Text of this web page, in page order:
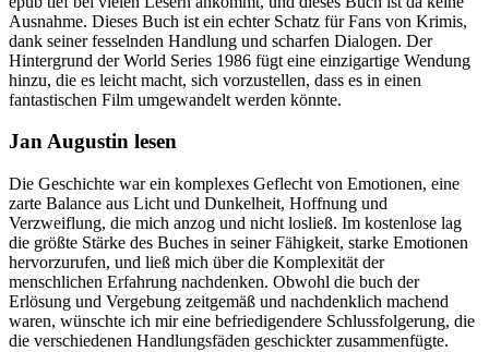
Ausnahme. Dieses Buch ist ein echter Schatz für Fans von Krimis,
dank seiner fesselnden Handlung und scharfen Dialogen. Der
Hintergrund der World Series 1986 fügt eine einzigartige Wendung
hinzu, die es leicht macht, sich vorzustellen, dass es in einen
fantastischen Film umgewandelt werden könnte.
Jan Augustin lesen
Die Geschichte war ein komplexes Geflecht von Emotionen, eine
zarte Balance aus Licht und Dunkelheit, Hoffnung und
Verzweiflung, die mich anzog und nicht losließ. Im kostenlose lag
die größte Stärke des Buches in seiner Fähigkeit, starke Emotionen
hervorzurufen, und ließ mich über die Komplexität der
menschlichen Erfahrung nachdenken. Obwohl die buch der
Erlösung und Vergebung zeitgemäß und nachdenklich machend
waren, wünschte ich mir eine befriedigendere Schlussfolgerung, die
die verschiedenen Handlungsfäden geschickter zusammenfügte.